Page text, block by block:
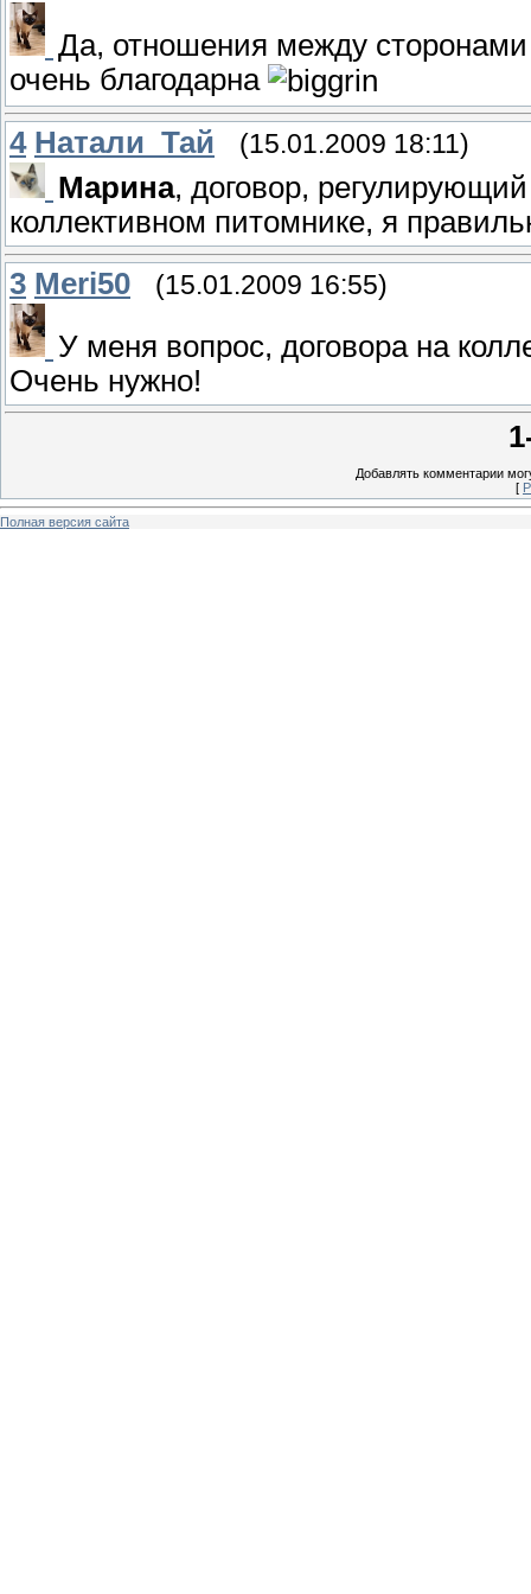
Да, отношения между сторонами
очень благодарна
4 Натали_Тай (15.01.2009 18:11)
Марина, договор,
коллективном питомнике, я
3 Meri50 (15.01.2009 16:55)
У меня вопрос, договора на
Очень нужно!
Добавлять комментарии
[
Полная версия сайта